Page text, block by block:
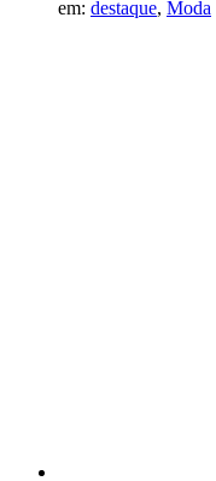
em: destaque, Moda